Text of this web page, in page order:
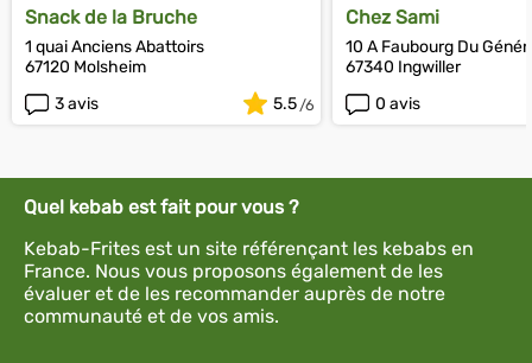
Snack de la Bruche
1 quai Anciens Abattoirs
67120 Molsheim
3 avis
5.5
Chez Sami
10 A Faubourg Du
67340 Ingwiller
0 avis
Quel kebab est fait pour vous ?
Kebab-Frites est un site référençant les kebabs en
France. Nous vous proposons également de les
évaluer et de les recommander auprès de notre
communauté et de vos amis.